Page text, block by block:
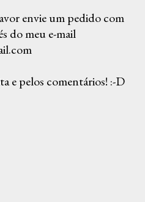
envie um pedido com
do meu e-mail
e pelos comentários! :-D